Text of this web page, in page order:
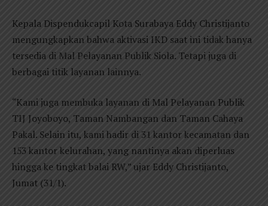
Kepala Dispendukcapil Kota Surabaya Eddy Christijanto
mengungkapkan bahwa aktivasi IKD saat ini tidak hanya
tersedia di Mal Pelayanan Publik Siola. Tetapi juga di
berbagai titik layanan lainnya.
“Kami juga membuka layanan di Mal Pelayanan Publik
TIJ Joyoboyo, Taman Nambangan dan Taman Cahaya
Pakal. Selain itu, kami hadir di 31 kantor kecamatan dan
153 kantor kelurahan, yang nantinya akan diperluas
hingga ke tingkat balai RW,” ujar Eddy Christijanto,
Jumat (31/1).